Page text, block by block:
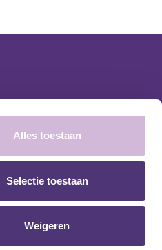
Alles toestaan
Selectie toestaan
Weigeren